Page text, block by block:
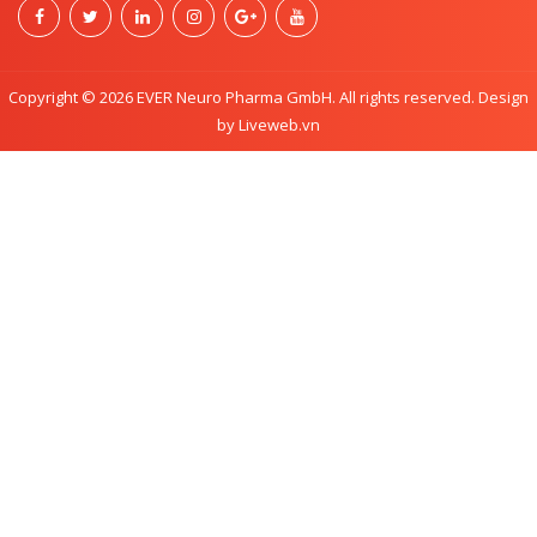
Copyright © 2026 EVER Neuro Pharma GmbH. All rights reserved. Design
by Liveweb.vn